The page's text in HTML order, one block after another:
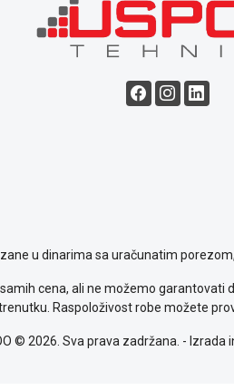
u dinarima sa uračunatim
cena, ali ne možemo
Raspoloživost robe možete
© 2026. Sva prava zadržana. - Izrada